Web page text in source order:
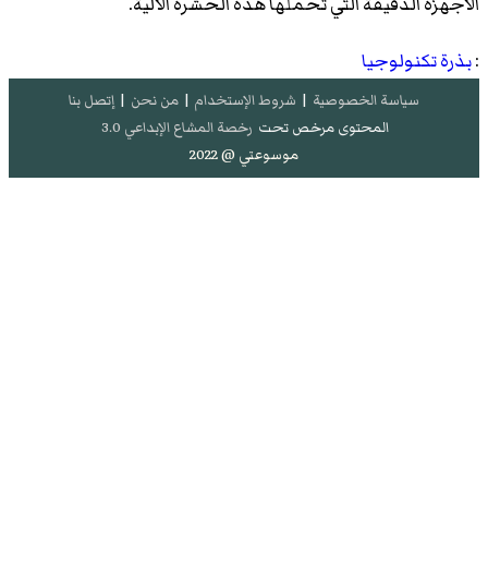
:بذرة تكنولوجيا
سياسة الخصوصية | شروط الإستخدام | من نحن | إتصل بنا
المحتوى مرخص تحت رخصة المشاع الإبداعي 3.0
موسوعتي @ 2022